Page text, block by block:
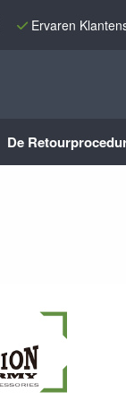
Ervaren
De